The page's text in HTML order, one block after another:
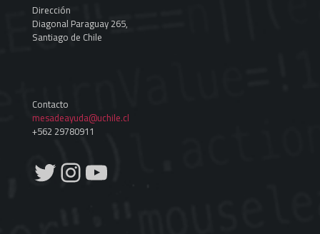
Dirección
Diagonal Paraguay 265,
Santiago de Chile
Contacto
mesadeayuda@uchile.cl
+562 29780911
Twitter
Instagram
YouTube